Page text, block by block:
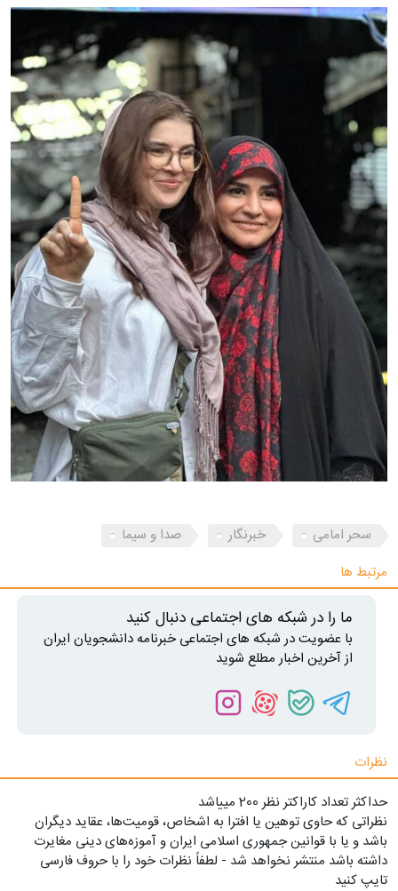
سحر امامی خبرنگار
صدا و سیما
مرتبط ها
ما را در شبکه های اجتماعی دنبال کنید
با عضویت در شبکه های اجتماعی خبرنامه دانشجویان ایران
از آخرین اخبار مطلع شوید
نظرات
حداکثر تعداد کاراکتر نظر 200 ميياشد
نظراتی که حاوی توهین یا افترا به اشخاص، قومیت‌ها، عقاید دیگران
باشد و یا با قوانین جمهوری اسلامی ایران و آموزه‌های دینی مغایرت
داشته باشد منتشر نخواهد شد - لطفاً نظرات خود را با حروف فارسی
تایپ کنید